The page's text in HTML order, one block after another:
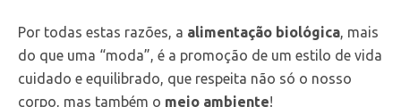
Por todas estas razões, a alimentação biológica , mais
do que uma “moda”, é a promoção de um estilo de vida
cuidado e equilibrado, que respeita não só o nosso
corpo, mas também o meio ambiente!